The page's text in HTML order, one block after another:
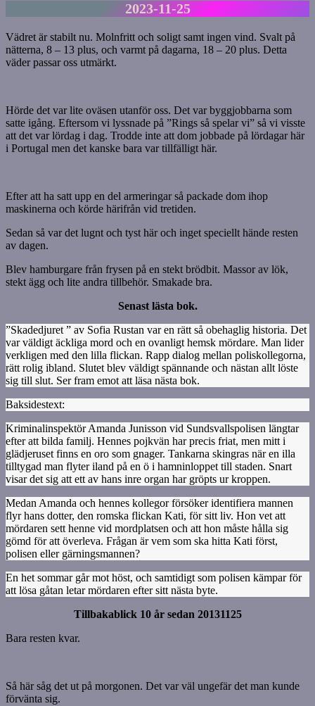
2023-11-25
Vädret är stabilt nu. Molnfritt och soligt samt ingen vind. Svalt på
nätterna, 8 – 13 plus, och varmt på dagarna, 18 – 20 plus. Detta
väder passar oss utmärkt.
Hörde det var lite oväsen utanför oss. Det var byggjobbarna som
satte igång. Eftersom vi lyssnade på ”Rings så spelar vi” så vi visste
att det var lördag i dag. Trodde inte att dom jobbade på lördagar här
i Portugal men det kanske bara var tillfälligt här.
Efter att ha satt upp en del armeringar så packade dom ihop
maskinerna och körde härifrån vid tretiden.
Sedan så var det lugnt och tyst här och inget speciellt hände resten
av dagen.
Blev hamburgare från frysen på en stekt brödbit. Massor av lök,
stekt ägg och lite andra tillbehör. Smakade bra.
Senast lästa bok.
”Skadedjuret ” av Sofia Rustan var en rätt så obehaglig historia. Det
var väldigt äckliga mord och en ovanligt hemsk mördare. Man lider
verkligen med den lilla flickan. Rapp dialog mellan poliskollegorna,
rätt rolig ibland. Slutet blev väldigt spännande och nästan allt löste
sig till slut. Ser fram emot att läsa nästa bok.
Baksidestext:
Kriminalinspektör Amanda Junisson vid Sundsvallspolisen längtar
efter att bilda familj. Hennes pojkvän har precis friat, men mitt i
glädjeruset finns en oro som gnager. Tankarna skingras när en illa
tilltygad man flyter iland på en ö i hamninloppet till staden. Snart
visar det sig att ett av hans inre organ har gröpts ur kroppen.
Medan Amanda och hennes kollegor försöker identifiera mannen
flyr hans dotter, den romska flickan Kati, för sitt liv. Hon vet att
mördaren sett henne vid mordplatsen och att hon måste hålla sig
gömd för att överleva. Frågan är vem som ska hitta Kati först,
polisen eller gärningsmannen?
En het sommar går mot höst, och samtidigt som polisen kämpar för
att lösa gåtan letar mördaren efter sitt nästa byte.
Tillbakablick 10 år sedan 20131125
Bara resten kvar.
Så här såg det ut på morgonen. Det var väl ungefär det man kunde
förvänta sig.